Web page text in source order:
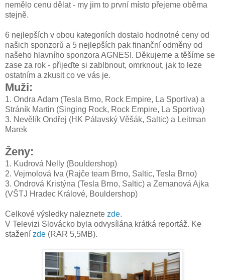
nemělo cenu dělat - my jim to první místo přejeme oběma
stejně.
6 nejlepších v obou kategoriích dostalo hodnotné ceny od
našich sponzorů a 5 nejlepších pak finanční odměny od
našeho hlavního sponzora AGNESI. Děkujeme a těšíme se
zase za rok - přijeďte si zablbnout, omrknout, jak to leze
ostatním a zkusit co ve vás je.
Muži:
1. Ondra Adam (Tesla Brno, Rock Empire, La Sportiva) a
Stráník Martin (Singing Rock, Rock Empire, La Sportiva)
3. Nevělík Ondřej (HK Pálavský Věšák, Saltic) a Leitman
Marek
Ženy:
1. Kudrová Nelly (Bouldershop)
2. Vejmolová Iva (Rajče team Brno, Saltic, Tesla Brno)
3. Ondrová Kristýna (Tesla Brno, Saltic) a Zemanová Ajka
(VŠTJ Hradec Králové, Bouldershop)
Celkové výsledky naleznete zde.
V Televizi Slovácko byla odvysílána krátká reportáž. Ke
stažení zde (RAR 5,5MB).